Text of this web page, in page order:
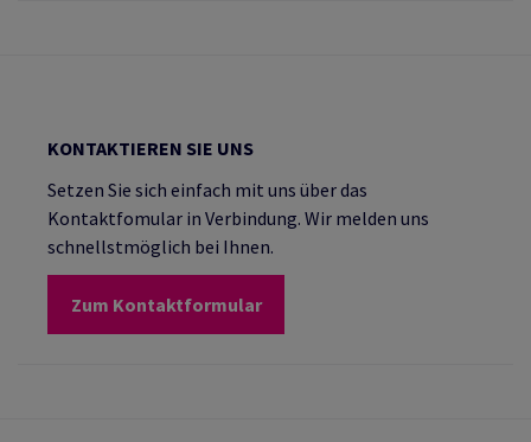
KONTAKTIEREN SIE UNS
Setzen Sie sich einfach mit uns über das
Kontaktfomular in Verbindung. Wir melden uns
schnellstmöglich bei Ihnen.
Zum Kontaktformular